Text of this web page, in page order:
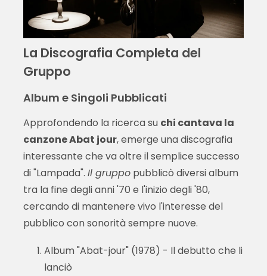
La Discografia Completa del
Gruppo
Album e Singoli Pubblicati
Approfondendo la ricerca su chi cantava la
canzone Abat jour, emerge una discografia
interessante che va oltre il semplice successo
di "Lampada". Il gruppopubblicò diversi album
tra la fine degli anni '70 e l'inizio degli '80,
cercando di mantenere vivo l'interesse del
pubblico con sonorità sempre nuove.
Album "Abat-jour" (1978) - Il debutto che li
lanciò